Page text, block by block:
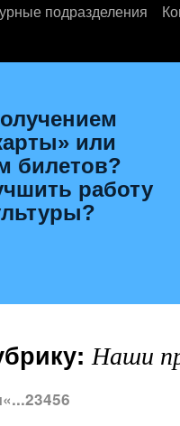
подразделения
или
билетов?
работу
Наши
«...23456